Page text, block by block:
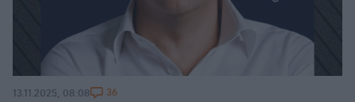
13.11.2025, 08:08 36